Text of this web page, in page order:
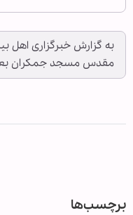
به گزارش خبرگزاری اهل
مقدس مسجد جمکران بعد
برچسب‌ها